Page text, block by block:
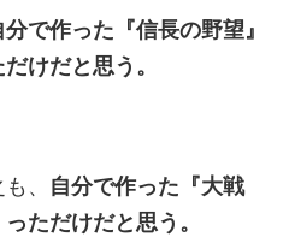
分で作った『信長の野望』
けだと思う。
、 自分で作った『大戦
ただけだと思う。